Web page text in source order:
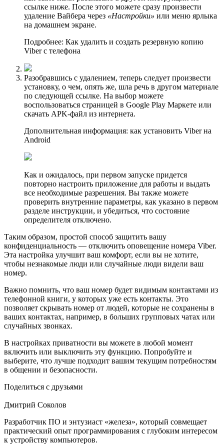
ссылке ниже. После этого можете сразу произвести
удаление Вайбера через «Настройки» или меню ярлыка
на домашнем экране.
Подробнее: Как удалить и создать резервную копию
Viber с телефона
Разобравшись с удалением, теперь следует произвести
установку, о чем, опять же, шла речь в другом материале
по следующей ссылке. На выбор можете
воспользоваться страницей в Google Play Маркете или
скачать APK-файл из интернета.
Дополнительная информация: как установить Viber на
Android
Как и ожидалось, при первом запуске придется
повторно настроить приложение для работы и выдать
все необходимые разрешения. Вы также можете
проверить внутренние параметры, как указано в первом
разделе инструкции, и убедиться, что состояние
определителя отключено.
Таким образом, простой способ защитить вашу
конфиденциальность — отключить оповещение номера Viber.
Эта настройка улучшит ваш комфорт, если вы не хотите,
чтобы незнакомые люди или случайные люди видели ваш
номер.
Важно помнить, что ваш номер будет видимым контактами из
телефонной книги, у которых уже есть контакты. Это
позволяет скрывать номер от людей, которые не сохранены в
ваших контактах, например, в больших групповых чатах или
случайных звонках.
В настройках приватности вы можете в любой момент
включить или выключить эту функцию. Попробуйте и
выберите, что лучше подходит вашим текущим потребностям
в общении и безопасности.
Поделиться с друзьями
Дмитрий Соколов
Разработчик ПО и энтузиаст «железа», который совмещает
практический опыт программирования с глубоким интересом
к устройству компьютеров.